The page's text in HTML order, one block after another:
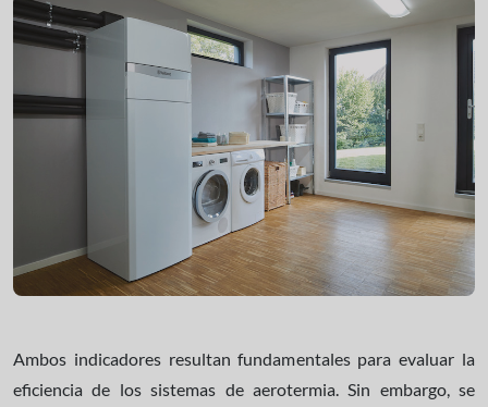
Ambos indicadores resultan fundamentales para evaluar la
eficiencia de los sistemas de aerotermia. Sin embargo, se